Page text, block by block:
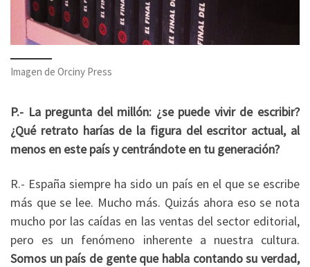
Imagen de Orciny Press
P.- La pregunta del millón: ¿se puede vivir de escribir?
¿Qué retrato harías de la figura del escritor actual, al
menos en este país y centrándote en tu generación?
R.- España siempre ha sido un país en el que se escribe
más que se lee. Mucho más. Quizás ahora eso se nota
mucho por las caídas en las ventas del sector editorial,
pero es un fenómeno inherente a nuestra cultura.
Somos un país de gente que habla contando su verdad,